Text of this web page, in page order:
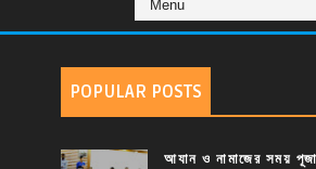
POPULAR POSTS
আযান ও নামাজের সময় পূজা